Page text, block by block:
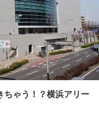
ちゃう！？横浜アリー